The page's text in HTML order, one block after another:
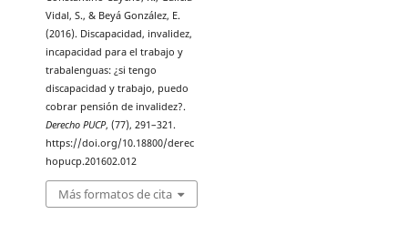
Vidal, S., & Beyá González, E.
(2016). Discapacidad, invalidez,
incapacidad para el trabajo y
trabalenguas: ¿si tengo
discapacidad y trabajo, puedo
cobrar pensión de invalidez?.
Derecho PUCP, (77), 291–321.
https://doi.org/10.18800/derec
hopucp.201602.012
Más formatos de cita